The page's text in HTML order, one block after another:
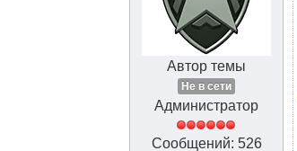
Автор темы
Не в сети
Администратор
Сообщений: 526